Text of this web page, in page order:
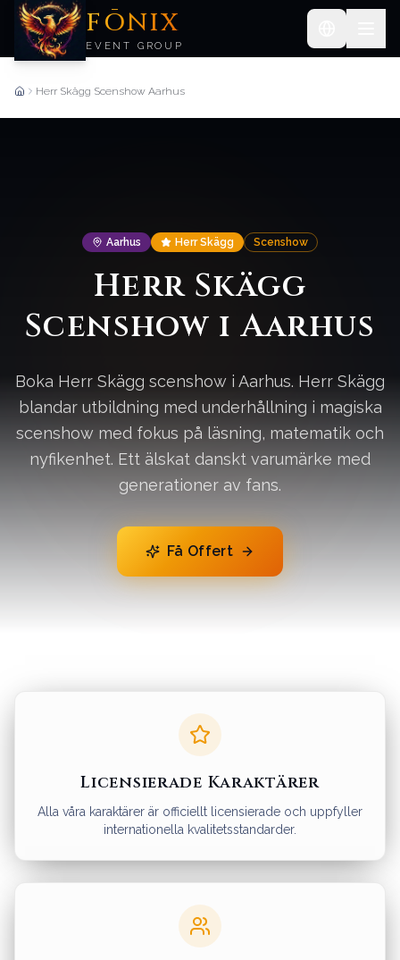
FŌNIX
EVENT GROUP
ForsideHerr Skägg Scenshow Aarhus
Aarhus Herr Skägg Scenshow
Herr Skägg
Scenshow i Aarhus
Boka Herr Skägg scenshow i Aarhus. Herr Skägg
blandar utbildning med underhållning i magiska
scenshow med fokus på läsning, matematik och
nyfikenhet. Ett älskat danskt varumärke med
generationer av fans.
Få Offert
Licensierade Karaktärer
Alla våra karaktärer är officiellt licensierade och uppfyller
internationella kvalitetsstandarder.